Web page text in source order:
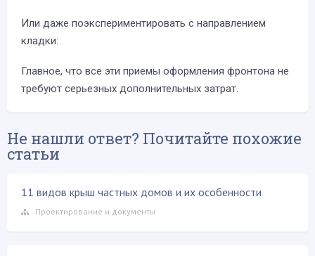
Или даже поэкспериментировать с направлением
кладки:
Главное, что все эти приемы оформления фронтона не
требуют серьезных дополнительных затрат.
Не нашли ответ? Почитайте похожие
статьи
11 видов крыш частных домов и их особенности
Проектирование и документы